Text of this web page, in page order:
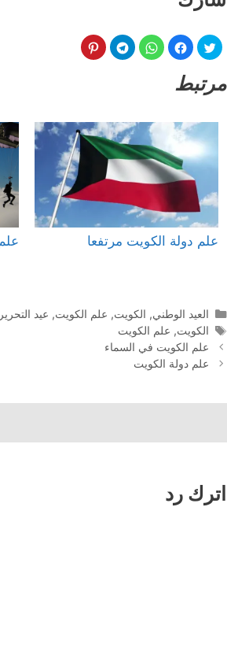
مرتبط
علم دولة الكويت مرتفعا
التصنيفات
العيد الوطني, الكويت, علم الكويت, عيد التحرير
الوسوم
الكويت, علم الكويت
تصفّح
المقالات
علم الكويت في السماء
علم دولة الكويت
اترك رد